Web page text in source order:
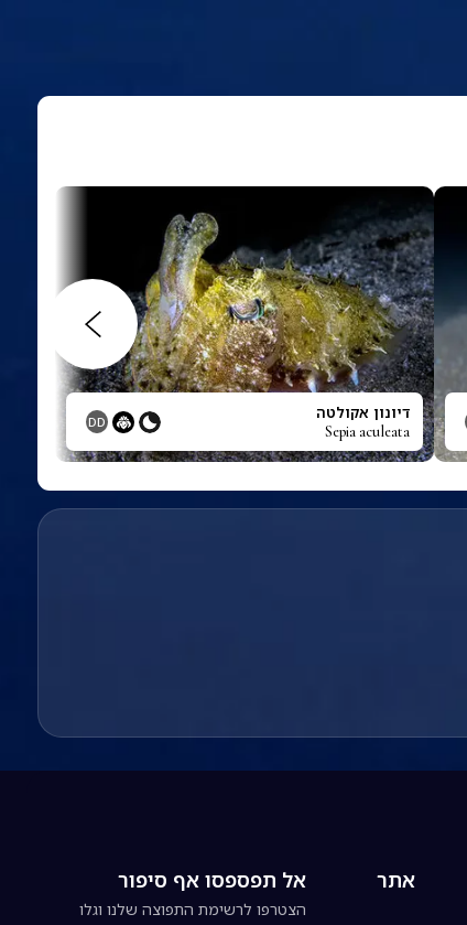
דיונון אקולטה
Sepia aculeata
DD
אתר אל תפספסו אף סיפור
הצטרפו לרשימת התפוצה שלנו וגלו